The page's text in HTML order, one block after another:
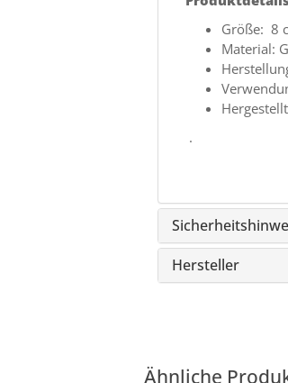
Größe: 8
Material:
.
Hersteller
Ähnliche